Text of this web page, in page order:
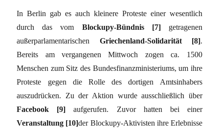
In Berlin gab es auch kleinere Proteste einer wesentlich
durch das vom Blockupy-Bündnis [7]getragenen
außerparlamentarischen Griechenland-Solidarität [8].
Bereits am vergangenen Mittwoch zogen ca. 1500
Menschen zum Sitz des Bundesfinanzministeriums, um ihre
Proteste gegen die Rolle des dortigen Amtsinhabers
auszudrücken. Zu der Aktion wurde ausschließlich über
Facebook [9] aufgerufen. Zuvor hatten bei einer
Veranstaltung [10]der Blockupy-Aktivisten ihre Erlebnisse